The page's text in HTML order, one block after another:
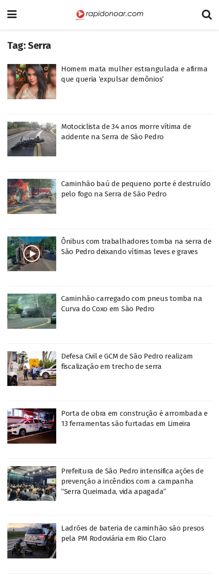
Tag:Serra
Homem mata mulher estrangulada e afirma
que queria ‘expulsar demônios’
Motociclista de 34 anos morre vítima de
acidente na Serra de São Pedro
Caminhão baú de pequeno porte é destruído
pelo fogo na Serra de São Pedro
Ônibus com trabalhadores tomba na serra de
São Pedro deixando vítimas leves e graves
Caminhão carregado com pneus tomba na
Curva do Coxo em São Pedro
Defesa Civil e GCM de São Pedro realizam
fiscalização em trecho de serra
Porta de obra em construção é arrombada e
13 ferramentas são furtadas em Limeira
Prefeitura de São Pedro intensifica ações de
prevenção a incêndios com a campanha
“Serra Queimada, vida apagada”
Ladrões de bateria de caminhão são presos
pela PM Rodoviária em Rio Claro